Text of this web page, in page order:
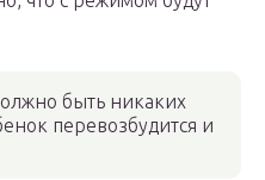
быть никаких
перевозбудится и